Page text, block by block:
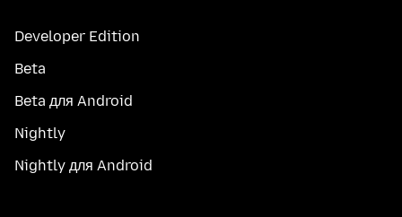
Developer Edition
Beta
Beta для Android
Nightly
Nightly для Android